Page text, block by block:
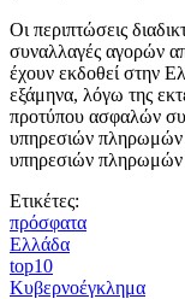
Οι περιπτώσεις
συναλλαγές αγορών
έχουν εκδοθεί στην
εξάμηνα, λόγω της
προτύπου ασφαλών
υπηρεσιών πληρωμών
υπηρεσιών πληρωμών
Ετικέτες:
πρόσφατα
Ελλάδα
top10
Κυβερνοέγκλημα